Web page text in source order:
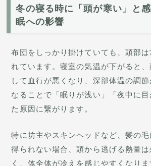
冬の寝る時に「頭が寒い」と
眠への影響
布団をしっかり掛けていても、頭部
れています。寝室の気温が下がると
して血行が悪くなり、深部体温の調節
なることで「眠りが浅い」「夜中に
た原因に繋がります。
特に坊主やスキンヘッドなど、髪の
得られない場合、頭から逃げる熱量は
く、体全体が冷えを感じやすくなり